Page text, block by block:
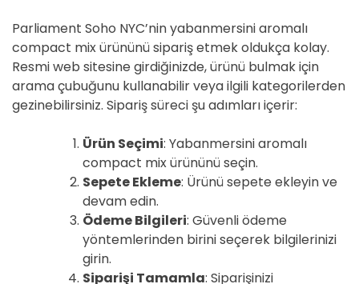
Parliament Soho NYC’nin yabanmersini aromalı
compact mix ürününü sipariş etmek oldukça kolay.
Resmi web sitesine girdiğinizde, ürünü bulmak için
arama çubuğunu kullanabilir veya ilgili kategorilerden
gezinebilirsiniz. Sipariş süreci şu adımları içerir:
Ürün Seçimi: Yabanmersini aromalı
compact mix ürününü seçin.
Sepete Ekleme: Ürünü sepete ekleyin ve
devam edin.
Ödeme Bilgileri: Güvenli ödeme
yöntemlerinden birini seçerek bilgilerinizi
girin.
Siparişi Tamamla: Siparişinizi